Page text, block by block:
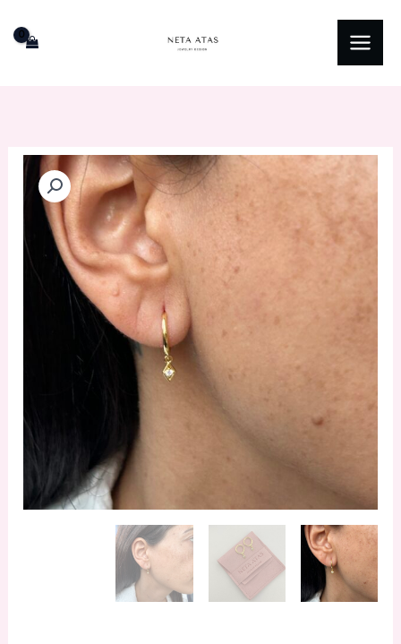
לתוכן
כמות
של
לורן-מציפוי
זהב
925